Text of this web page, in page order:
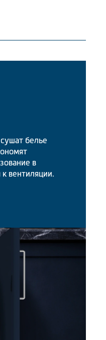
белье
в
вентиляции.